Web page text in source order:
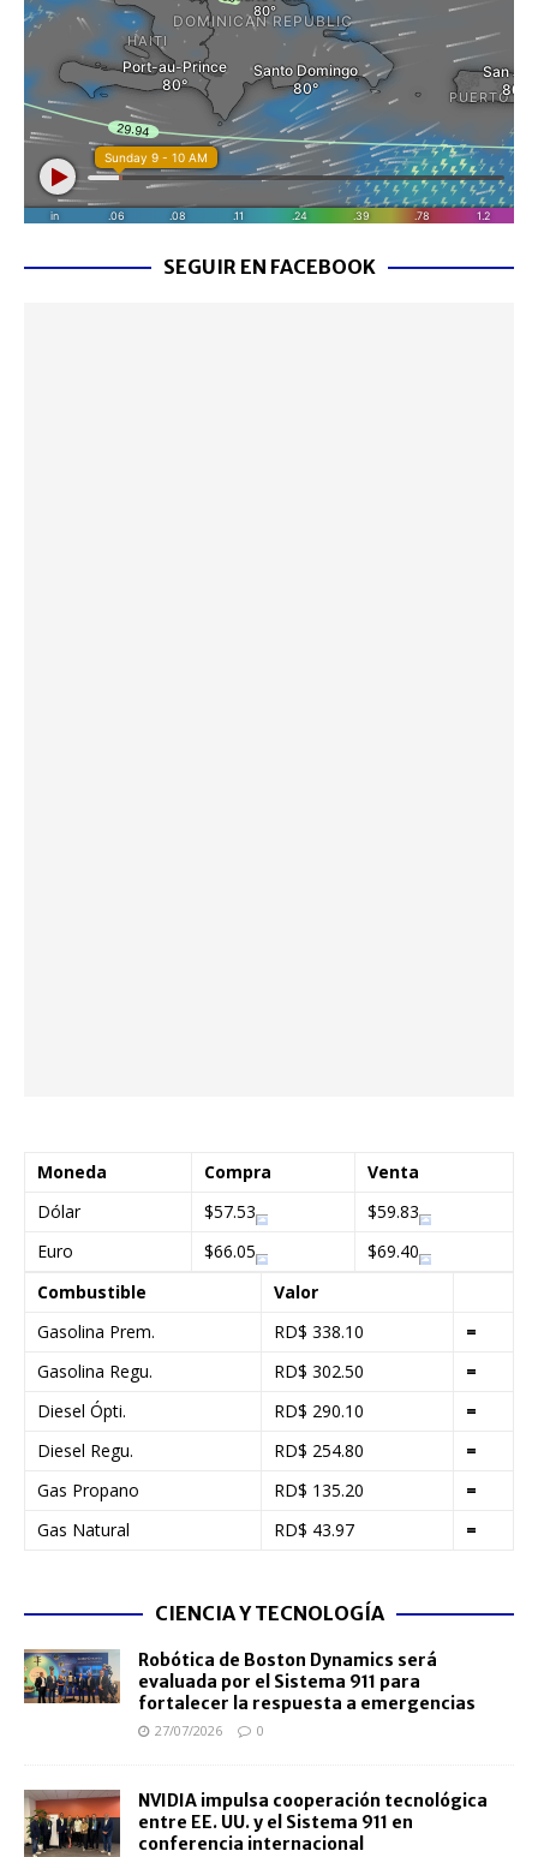
SEGUIR EN FACEBOOK
Moneda Compra
Venta
Dólar
$57.53
$59.83
Euro
$66.05
$69.40
Combustible
Valor
Gasolina Prem.
RD$ 338.10
=
Gasolina Regu.
RD$ 302.50
=
Diesel Ópti.
RD$ 290.10
=
Diesel Regu.
RD$ 254.80
=
Gas Propano
RD$ 135.20
=
Gas Natural
RD$ 43.97 =
CIENCIA Y TECNOLOGÍA
Robótica de Boston Dynamics será
evaluada por el Sistema 911 para
fortalecer la respuesta a emergencias
27/07/2026 0
NVIDIA impulsa cooperación tecnológica
entre EE. UU. y el Sistema 911 en
conferencia internacional